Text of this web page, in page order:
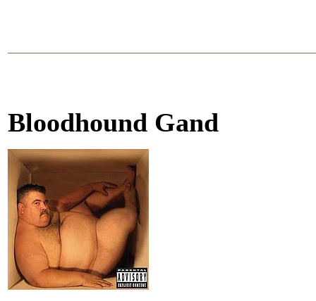
Bloodhound Gand